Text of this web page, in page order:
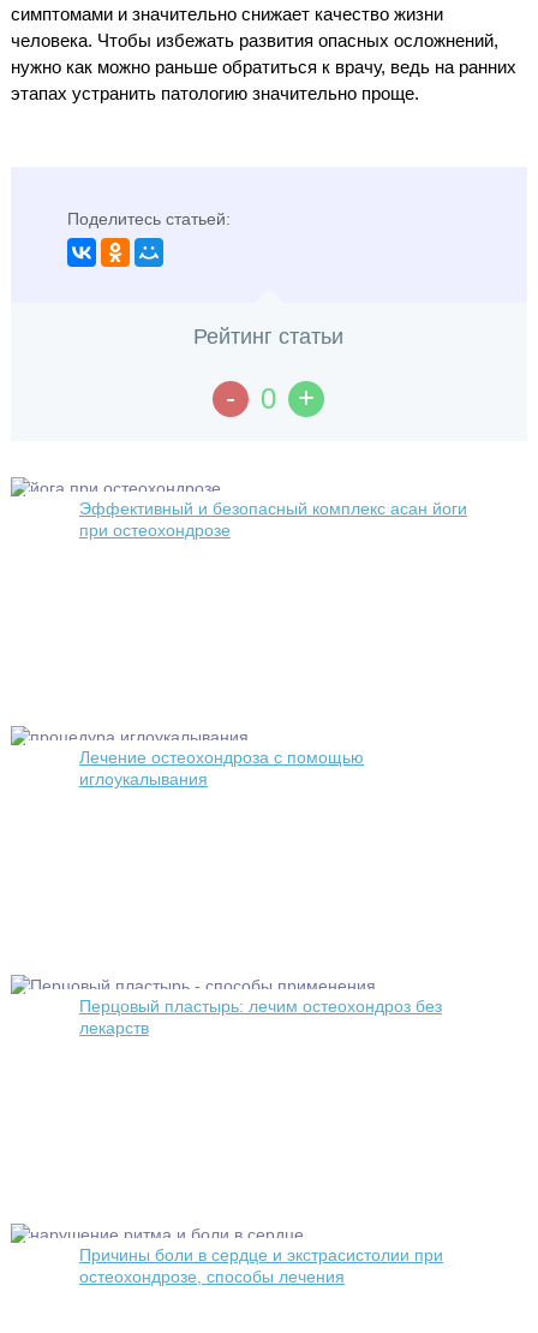
симптомами и значительно снижает качество жизни
человека. Чтобы избежать развития опасных осложнений,
нужно как можно раньше обратиться к врачу, ведь на ранних
этапах устранить патологию значительно проще.
Поделитесь статьей:
Рейтинг статьи
- 0 +
Эффективный и безопасный комплекс асан йоги
при остеохондрозе
Лечение остеохондроза с помощью
иглоукалывания
Перцовый пластырь: лечим остеохондроз без
лекарств
Причины боли в сердце и экстрасистолии при
остеохондрозе, способы лечения